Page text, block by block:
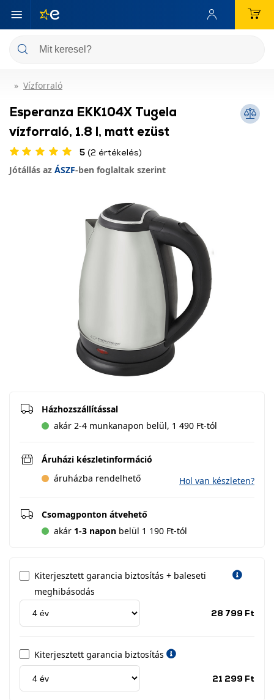
Vízforraló
Esperanza EKK104X Tugela
vízforraló, 1.8 l, matt ezüst
5 (2 értékelés)
Jótállás az ÁSZF-ben foglaltak szerint
Házhozszállítással
akár 2-4 munkanapon belül, 1 490 Ft-tól
Áruházi készletinformáció
áruházba rendelhető
Hol van készleten?
Csomagponton átvehető
akár 1-3 napon belül 1 190 Ft-tól
Kiterjesztett garancia biztosítás + baleseti
meghibásodás
28 799 Ft
Kiterjesztett garancia biztosítás
21 299 Ft